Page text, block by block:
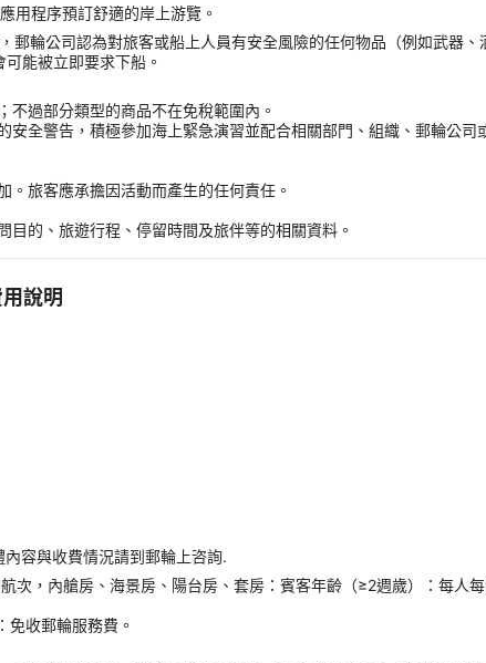
用程序預訂舒適的岸上游覽。
輪公司認為對旅客或船上人員有安全風險的任何物品（例如武器、
能被立即要求下船。
過部分類型的商品不在免稅範圍內。
全警告，積極參加海上緊急演習並配合相關部門、組織、郵輪公司
旅客應承擔因活動而產生的任何責任。
的、旅遊行程、停留時間及旅伴等的相關資料。
說明
容與收費情況請到郵輪上咨詢.
，內艙房、海景房、陽台房、套房：賓客年齡（≥2週歲）：每人
收郵輪服務費。